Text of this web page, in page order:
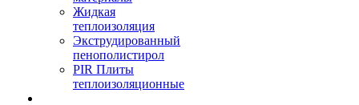
Жидкая
теплоизоляция
Экструдированный
пенополистирол
PIR Плиты
теплоизоляционные